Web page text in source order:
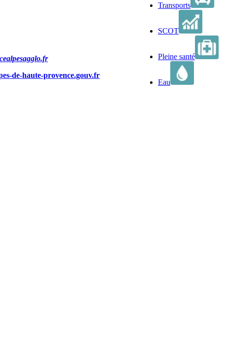
de-haute-provence.gouv.fr
Transports
SCOT
Pleine santé
Eau